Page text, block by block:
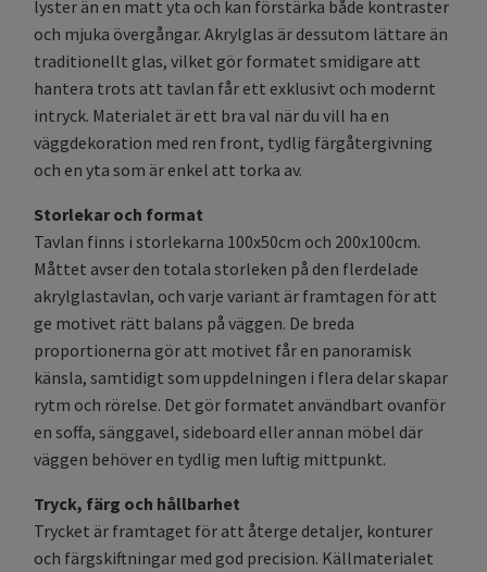
lyster än en matt yta och kan förstärka både kontraster
och mjuka övergångar. Akrylglas är dessutom lättare än
traditionellt glas, vilket gör formatet smidigare att
hantera trots att tavlan får ett exklusivt och modernt
intryck. Materialet är ett bra val när du vill ha en
väggdekoration med ren front, tydlig färgåtergivning
och en yta som är enkel att torka av.
Storlekar och format
Tavlan finns i storlekarna 100x50cm och 200x100cm.
Måttet avser den totala storleken på den flerdelade
akrylglastavlan, och varje variant är framtagen för att
ge motivet rätt balans på väggen. De breda
proportionerna gör att motivet får en panoramisk
känsla, samtidigt som uppdelningen i flera delar skapar
rytm och rörelse. Det gör formatet användbart ovanför
en soffa, sänggavel, sideboard eller annan möbel där
väggen behöver en tydlig men luftig mittpunkt.
Tryck, färg och hållbarhet
Trycket är framtaget för att återge detaljer, konturer
och färgskiftningar med god precision. Källmaterialet